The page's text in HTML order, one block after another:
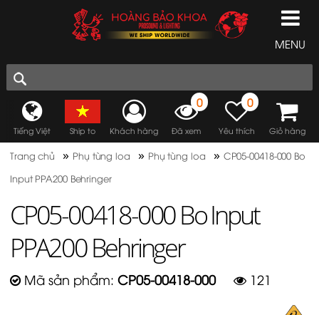
MENU
Tiếng Việt Ship to Khách hàng
0
Đã xem
0
Yêu thích Giỏ hàng
Trang chủ » Phụ tùng loa » Phụ tùng loa » CP05-00418-000 Bo
Input PPA200 Behringer
CP05-00418-000 Bo Input
PPA200 Behringer
Mã sản phẩm: CP05-00418-000 121